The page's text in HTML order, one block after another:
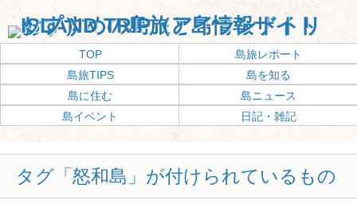
TOP
島旅レポート
島旅TIPS
島を知る
島に住む
島ニュース
島イベント
日記・雑記
タグ「怒和島」が付けられているもの